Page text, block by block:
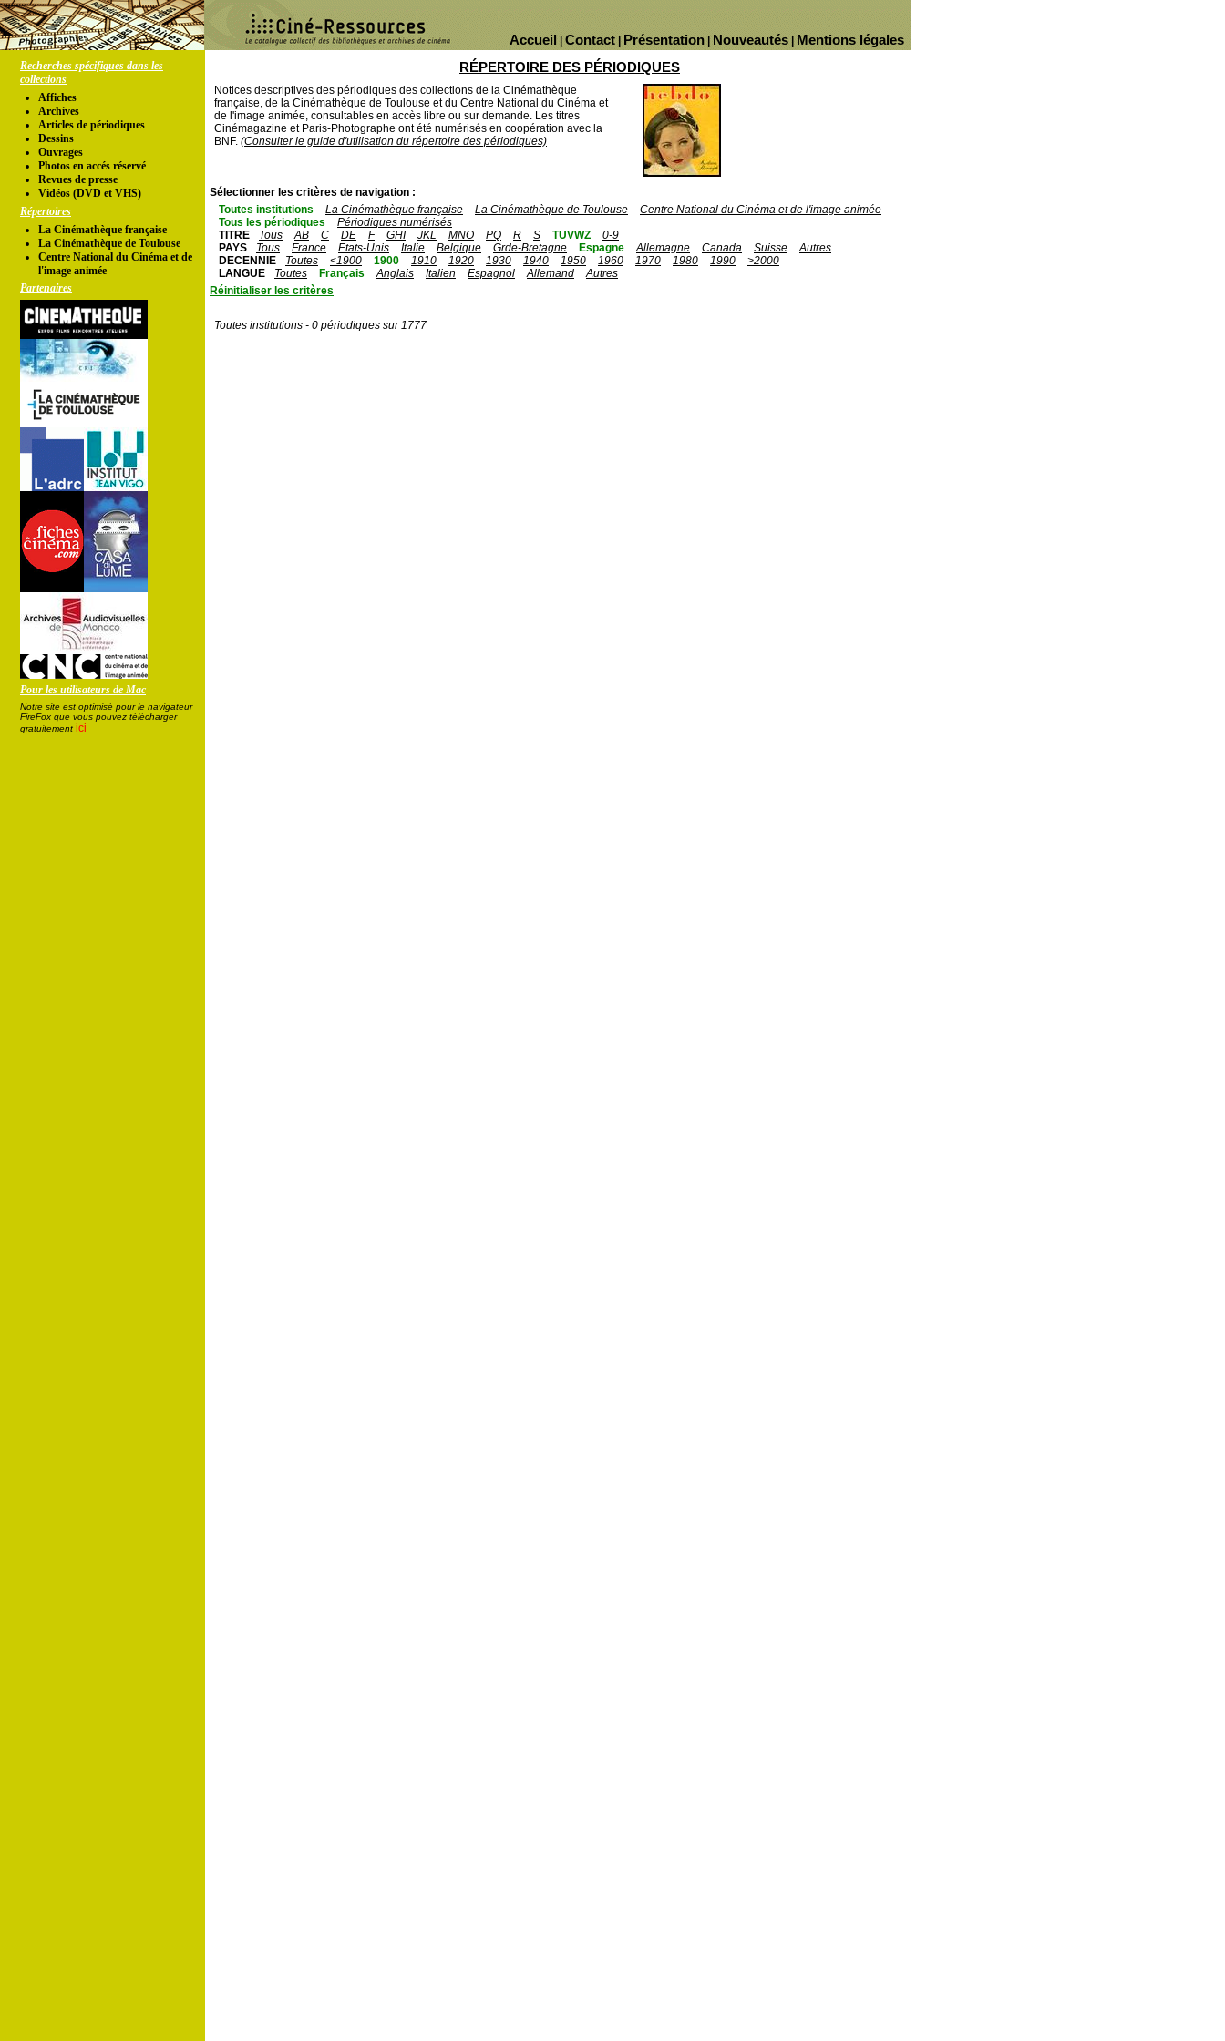
Mentions légales
Nouveautés
Présentation
Contact
Accueil
Recherches spécifiques dans les
collections
Affiches
Archives
Articles de périodiques
Dessins
Ouvrages
Photos en accés réservé
Revues de presse
Vidéos (DVD et VHS)
Répertoires
La Cinémathèque française
La Cinémathèque de Toulouse
Centre National du Cinéma et de
l'image animée
Partenaires
Pour les utilisateurs de Mac
Notre site est optimisé pour le navigateur
FireFox que vous pouvez télécharger
gratuitement ici
RÉPERTOIRE DES PÉRIODIQUES
Notices descriptives des périodiques des collections de la Cinémathèque
française, de la Cinémathèque de Toulouse et du Centre National du Cinéma et
de l'image animée, consultables en accès libre ou sur demande. Les titres
Cinémagazine et Paris-Photographe ont été numérisés en coopération avec la
BNF. (Consulter le guide d'utilisation du répertoire des périodiques)
Sélectionner les critères de navigation :
Toutes institutions
La Cinémathèque française La Cinémathèque de Toulouse
Centre National du Cinéma et de l'image animée
Tous les périodiques
Périodiques numérisés
TITRE
Tous AB C DE F GHI JKL MNO PQ R S TUVWZ
0-9
PAYS
Tous France Etats-Unis Italie Belgique Grde-Bretagne Espagne Allemagne Canada Suisse
Autres
DECENNIE
Toutes <1900 1900 1910 1920 1930 1940 1950 1960 1970 1980 1990
>2000
LANGUE
Toutes Français Anglais Italien Espagnol Allemand
Autres
Réinitialiser les critères
Toutes institutions - 0 périodiques sur 1777